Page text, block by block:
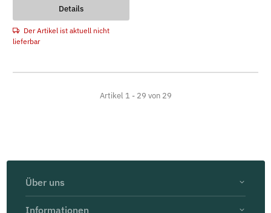
Details
Der Artikel ist aktuell nicht
lieferbar
Artikel 1 - 29 von 29
Über uns
Informationen